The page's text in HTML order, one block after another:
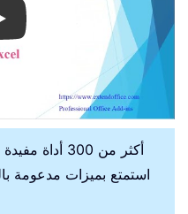
استمتع بميزات مدعومة